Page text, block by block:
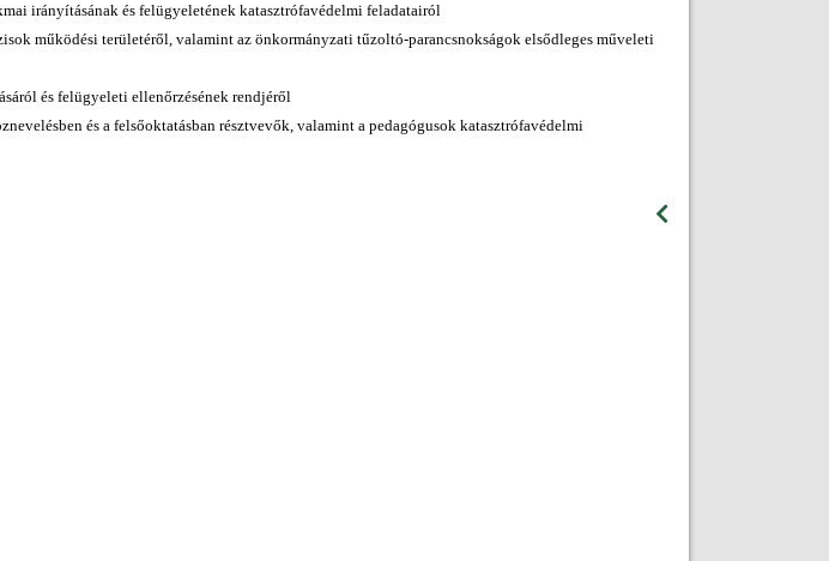
irányításának és felügyeletének katasztrófavédelmi feladatairól
működési területéről, valamint az önkormányzati tűzoltó-parancsnokságok elsődleges műveleti
és felügyeleti ellenőrzésének rendjéről
és a felsőoktatásban résztvevők, valamint a pedagógusok katasztrófavédelmi